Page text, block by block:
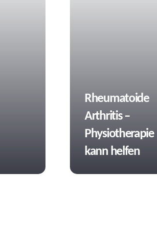
Rheumatoide
Arthritis –
Physiotherapie
kann helfen